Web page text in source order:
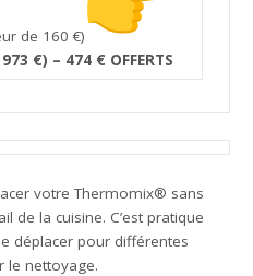
de 160 €)
€) – 474 € OFFERTS
votre Thermomix® sans
de la cuisine. C’est pratique
déplacer pour différentes
le nettoyage.